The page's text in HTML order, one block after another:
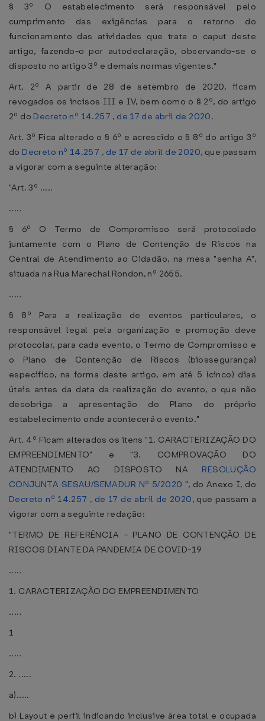
§ 3º O estabelecimento será responsável pelo
cumprimento das exigências para o retorno do
funcionamento das atividades que trata o caput deste
artigo, fazendo-o por autodeclaração, observando-se o
disposto no artigo 3º e demais normas vigentes."
Art. 2º A partir de 28 de setembro de 2020, ficam
revogados os incisos III e IV, bem como o § 2º, do artigo
2º do Decreto nº 14.257 , de 17 de abril de 2020.
Art. 3º Fica alterado o § 6º e acrescido o § 8º do artigo 3º
do Decreto nº 14.257 , de 17 de abril de 2020, que passam
a vigorar com a seguinte alteração:
"Art. 3º .....
.....
§ 6º O Termo de Compromisso será protocolado
juntamente com o Plano de Contenção de Riscos na
Central de Atendimento ao Cidadão, na mesa "senha A",
situada na Rua Marechal Rondon, nº 2655.
.....
§ 8º Para a realização de eventos particulares, o
responsável legal pela organização e promoção deve
protocolar, para cada evento, o Termo de Compromisso e
o Plano de Contenção de Riscos (biossegurança)
especifico, na forma deste artigo, em até 5 (cinco) dias
úteis antes da data da realização do evento, o que não
desobriga a apresentação do Plano do próprio
estabelecimento onde acontecerá o evento."
Art. 4º Ficam alterados os itens "1. CARACTERIZAÇÃO DO
EMPREENDIMENTO" e "3. COMPROVAÇÃO DO
ATENDIMENTO AO DISPOSTO NA RESOLUÇÃO
CONJUNTA SESAU/SEMADUR Nº 5/2020 ", do Anexo I, do
Decreto nº 14.257 , de 17 de abril de 2020, que passam a
vigorar com a seguinte redação:
"TERMO DE REFERÊNCIA - PLANO DE CONTENÇÃO DE
RISCOS DIANTE DA PANDEMIA DE COVID-19
.....
1. CARACTERIZAÇÃO DO EMPREENDIMENTO
.....
1
.....
2. .....
a).....
b) Layout e perfil indicando inclusive área total e ocupada